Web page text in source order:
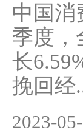
中国消
季度，
长
挽回经
2023-